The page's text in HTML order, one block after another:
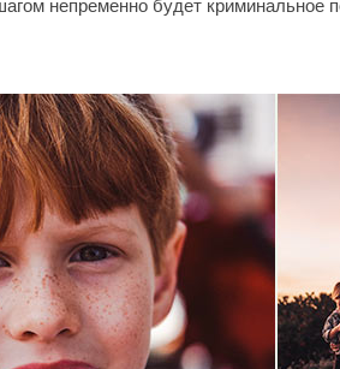
непременно будет криминальное